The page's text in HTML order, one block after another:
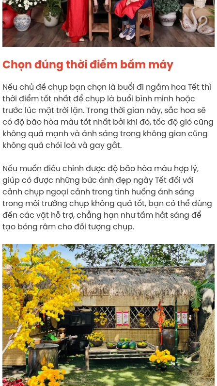
Chọn đúng thời điểm bấm máy
Nếu chủ đề chụp bạn chọn là buổi đi ngắm hoa Tết thì
thời điểm tốt nhất để chụp là buổi bình minh hoặc
trước lúc mặt trời lặn. Trong thời gian này, sắc hoa sẽ
có độ bão hòa màu tốt nhất bởi khi đó, tốc độ gió cũng
không quá mạnh và ánh sáng trong không gian cũng
không quá chói loà và gay gắt.
Nếu muốn điều chỉnh được độ bão hòa màu hợp lý,
giúp có được những bức ảnh đẹp ngày Tết đối với
cảnh chụp ngoại cảnh trong tình huống ánh sáng
trong môi trường chụp không quá tốt, bạn có thể dùng
đến các vật hỗ trợ, chẳng hạn như tấm hắt sáng để
tạo bóng râm cho đối tượng chụp.